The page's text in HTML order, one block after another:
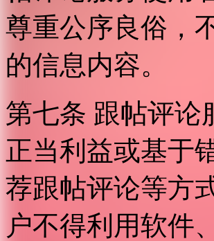
尊重公序良俗，
的信息内容。
第七条 跟帖评论
正当利益或基于
荐跟帖评论等方
户不得利用软件